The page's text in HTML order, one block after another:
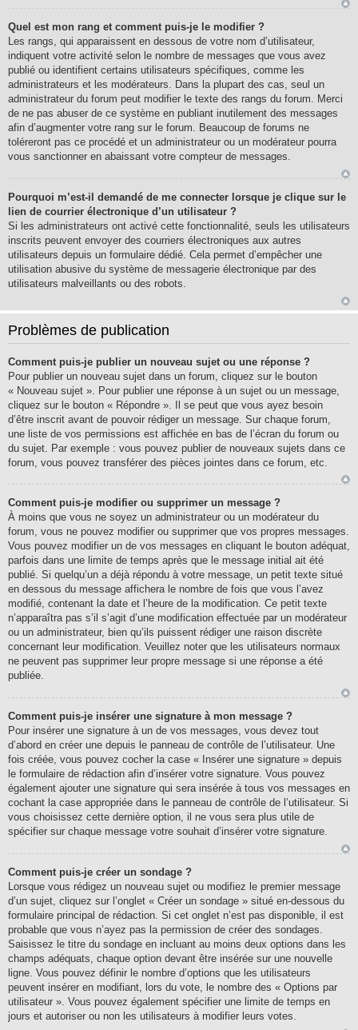
Quel est mon rang et comment puis-je le modifier ?
Les rangs, qui apparaissent en dessous de votre nom d’utilisateur,
indiquent votre activité selon le nombre de messages que vous avez
publié ou identifient certains utilisateurs spécifiques, comme les
administrateurs et les modérateurs. Dans la plupart des cas, seul un
administrateur du forum peut modifier le texte des rangs du forum. Merci
de ne pas abuser de ce système en publiant inutilement des messages
afin d’augmenter votre rang sur le forum. Beaucoup de forums ne
toléreront pas ce procédé et un administrateur ou un modérateur pourra
vous sanctionner en abaissant votre compteur de messages.
Pourquoi m’est-il demandé de me connecter lorsque je clique sur le
lien de courrier électronique d’un utilisateur ?
Si les administrateurs ont activé cette fonctionnalité, seuls les utilisateurs
inscrits peuvent envoyer des courriers électroniques aux autres
utilisateurs depuis un formulaire dédié. Cela permet d’empêcher une
utilisation abusive du système de messagerie électronique par des
utilisateurs malveillants ou des robots.
Problèmes de publication
Comment puis-je publier un nouveau sujet ou une réponse ?
Pour publier un nouveau sujet dans un forum, cliquez sur le bouton
« Nouveau sujet ». Pour publier une réponse à un sujet ou un message,
cliquez sur le bouton « Répondre ». Il se peut que vous ayez besoin
d’être inscrit avant de pouvoir rédiger un message. Sur chaque forum,
une liste de vos permissions est affichée en bas de l’écran du forum ou
du sujet. Par exemple : vous pouvez publier de nouveaux sujets dans ce
forum, vous pouvez transférer des pièces jointes dans ce forum, etc.
Comment puis-je modifier ou supprimer un message ?
À moins que vous ne soyez un administrateur ou un modérateur du
forum, vous ne pouvez modifier ou supprimer que vos propres messages.
Vous pouvez modifier un de vos messages en cliquant le bouton adéquat,
parfois dans une limite de temps après que le message initial ait été
publié. Si quelqu’un a déjà répondu à votre message, un petit texte situé
en dessous du message affichera le nombre de fois que vous l’avez
modifié, contenant la date et l’heure de la modification. Ce petit texte
n’apparaîtra pas s’il s’agit d’une modification effectuée par un modérateur
ou un administrateur, bien qu’ils puissent rédiger une raison discrète
concernant leur modification. Veuillez noter que les utilisateurs normaux
ne peuvent pas supprimer leur propre message si une réponse a été
publiée.
Comment puis-je insérer une signature à mon message ?
Pour insérer une signature à un de vos messages, vous devez tout
d’abord en créer une depuis le panneau de contrôle de l’utilisateur. Une
fois créée, vous pouvez cocher la case « Insérer une signature » depuis
le formulaire de rédaction afin d’insérer votre signature. Vous pouvez
également ajouter une signature qui sera insérée à tous vos messages en
cochant la case appropriée dans le panneau de contrôle de l’utilisateur. Si
vous choisissez cette dernière option, il ne vous sera plus utile de
spécifier sur chaque message votre souhait d’insérer votre signature.
Comment puis-je créer un sondage ?
Lorsque vous rédigez un nouveau sujet ou modifiez le premier message
d’un sujet, cliquez sur l’onglet « Créer un sondage » situé en-dessous du
formulaire principal de rédaction. Si cet onglet n’est pas disponible, il est
probable que vous n’ayez pas la permission de créer des sondages.
Saisissez le titre du sondage en incluant au moins deux options dans les
champs adéquats, chaque option devant être insérée sur une nouvelle
ligne. Vous pouvez définir le nombre d’options que les utilisateurs
peuvent insérer en modifiant, lors du vote, le nombre des « Options par
utilisateur ». Vous pouvez également spécifier une limite de temps en
jours et autoriser ou non les utilisateurs à modifier leurs votes.